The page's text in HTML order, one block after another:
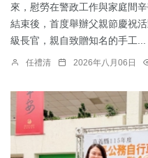
來，慰勞在警政工作與家庭間
結束後，首度舉辦父親節慶祝
級長官，親自致贈知名的手工...
任禮清 2026年八月06日